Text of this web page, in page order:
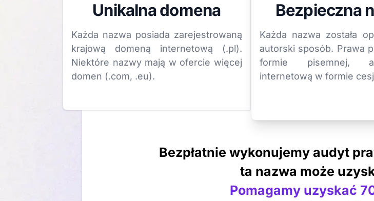
Unikalna domena
Każda nazwa posiada zarejestrowaną
krajową domeną internetową (.pl).
Niektóre nazwy mają w ofercie więcej
domen (.com, .eu).
Bezpieczna
Każda nazwa została
autorski sposób. Prawa
formie pisemnej,
internetową w formie
Bezpłatnie wykonujemy audyt
ta nazwa może
Pomagamy uzyskać